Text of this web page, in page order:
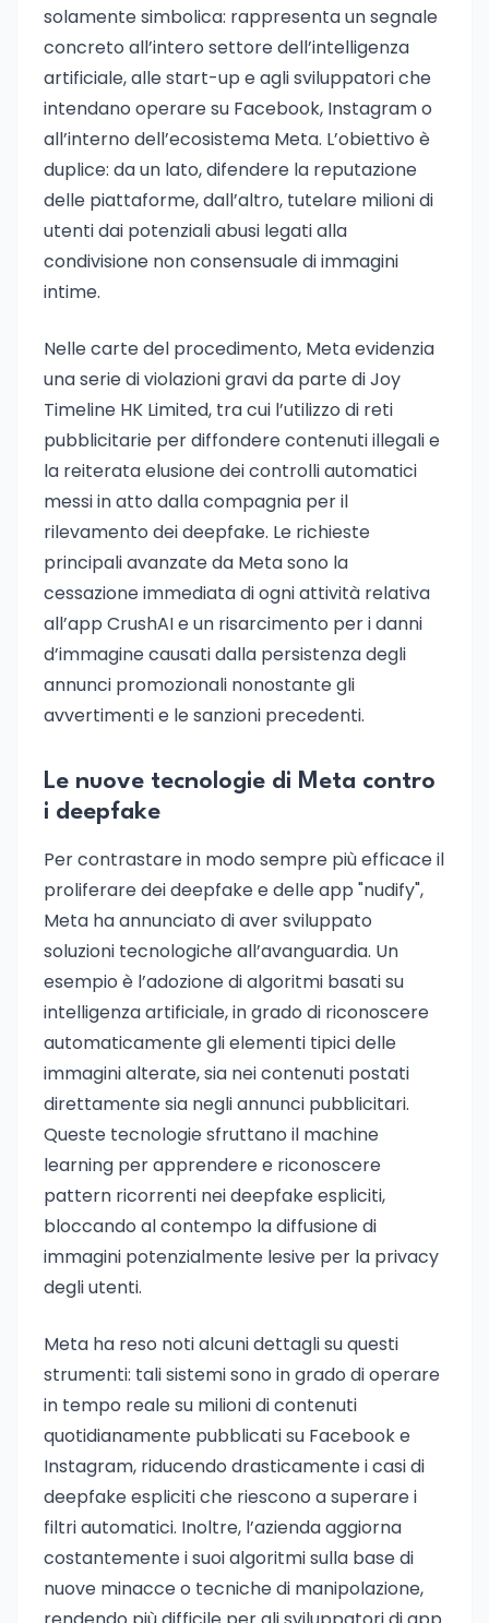
solamente simbolica: rappresenta un segnale
concreto all’intero settore dell’intelligenza
artificiale, alle start-up e agli sviluppatori che
intendano operare su Facebook, Instagram o
all’interno dell’ecosistema Meta. L’obiettivo è
duplice: da un lato, difendere la reputazione
delle piattaforme, dall’altro, tutelare milioni di
utenti dai potenziali abusi legati alla
condivisione non consensuale di immagini
intime.
Nelle carte del procedimento, Meta evidenzia
una serie di violazioni gravi da parte di Joy
Timeline HK Limited, tra cui l’utilizzo di reti
pubblicitarie per diffondere contenuti illegali e
la reiterata elusione dei controlli automatici
messi in atto dalla compagnia per il
rilevamento dei deepfake. Le richieste
principali avanzate da Meta sono la
cessazione immediata di ogni attività relativa
all’app CrushAI e un risarcimento per i danni
d’immagine causati dalla persistenza degli
annunci promozionali nonostante gli
avvertimenti e le sanzioni precedenti.
Le nuove tecnologie di Meta contro
i deepfake
Per contrastare in modo sempre più efficace il
proliferare dei deepfake e delle app "nudify",
Meta ha annunciato di aver sviluppato
soluzioni tecnologiche all’avanguardia. Un
esempio è l’adozione di algoritmi basati su
intelligenza artificiale, in grado di riconoscere
automaticamente gli elementi tipici delle
immagini alterate, sia nei contenuti postati
direttamente sia negli annunci pubblicitari.
Queste tecnologie sfruttano il machine
learning per apprendere e riconoscere
pattern ricorrenti nei deepfake espliciti,
bloccando al contempo la diffusione di
immagini potenzialmente lesive per la privacy
degli utenti.
Meta ha reso noti alcuni dettagli su questi
strumenti: tali sistemi sono in grado di operare
in tempo reale su milioni di contenuti
quotidianamente pubblicati su Facebook e
Instagram, riducendo drasticamente i casi di
deepfake espliciti che riescono a superare i
filtri automatici. Inoltre, l’azienda aggiorna
costantemente i suoi algoritmi sulla base di
nuove minacce o tecniche di manipolazione,